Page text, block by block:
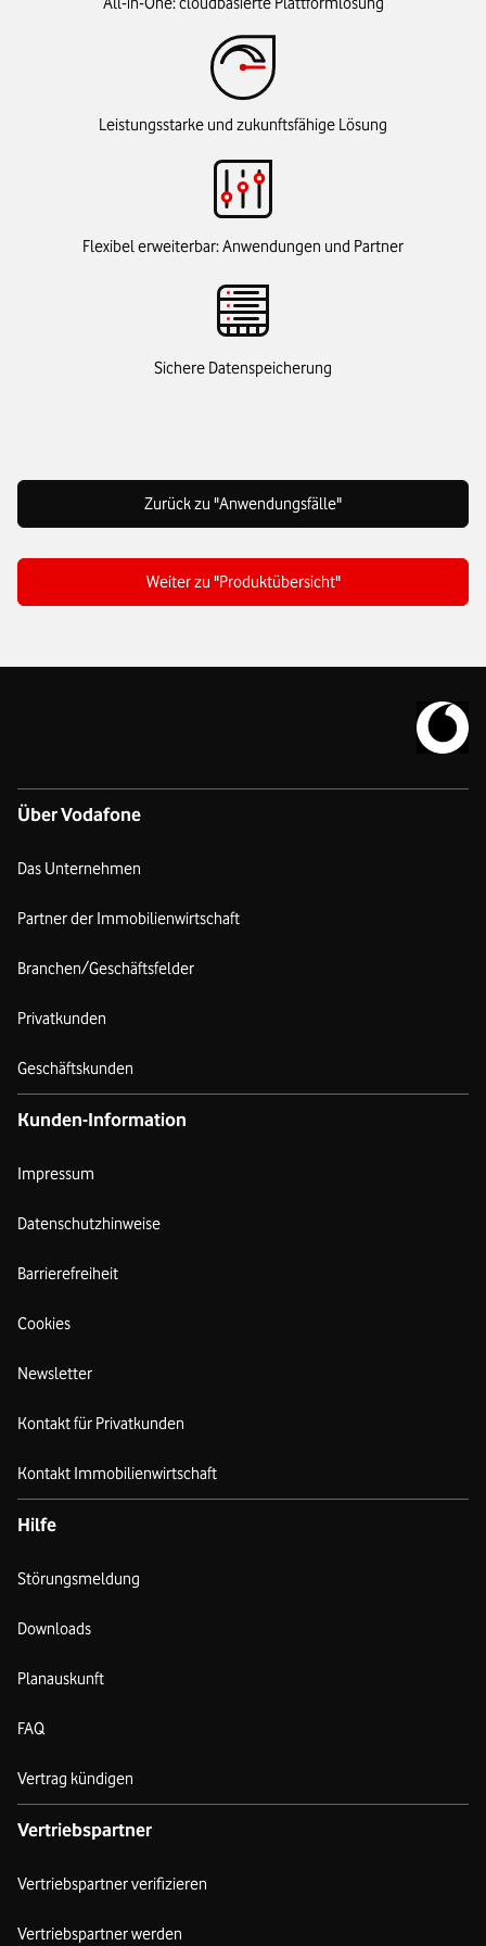
Leistungsstarke und zukunftsfähige Lösung
Flexibel erweiterbar: Anwendungen und Partner
Sichere Datenspeicherung
Zurück zu "Anwendungsfälle"
Weiter zu "Produktübersicht"
Zur
Über Vodafone
Das Unternehmen
Partner der Immobilienwirtschaft
Branchen/Geschäftsfelder
Privatkunden
Geschäftskunden
Kunden-Information
Impressum
Datenschutzhinweise
Barrierefreiheit
Cookies
Newsletter
Kontakt für Privatkunden
Kontakt Immobilienwirtschaft
Hilfe
Störungsmeldung
Downloads
Planauskunft
FAQ
Vertrag kündigen
Vertriebspartner
Vertriebspartner verifizieren
Vertriebspartner werden